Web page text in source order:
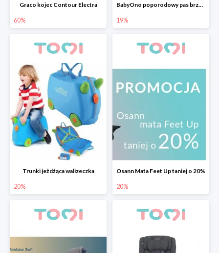
Graco kojec Contour Electra
60%
BabyOno poporodowy pas brzuszny
19%
Trunki jeżdżąca walizeczka
20%
Osann Mata Feet Up taniej o 20%
20%